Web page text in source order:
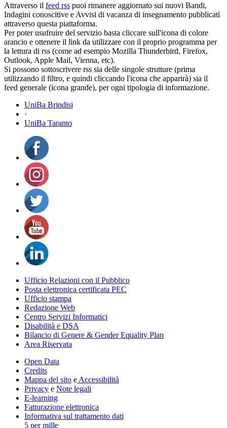
Attraverso il feed rss puoi rimanere aggiornato sui nuovi Bandi,
Indagini conoscitive e Avvisi di vacanza di insegnamento pubblicati
attraverso questa piattaforma.
Per poter usufruire del servizio basta cliccare sull'icona di colore
arancio e ottenere il link da utilizzare con il proprio programma per
la lettura di rss (come ad esempio Mozilla Thunderbird, Firefox,
Outlook, Apple Mail, Vienna, etc).
Si possono sottoscrivere rss sia delle singole strutture (prima
utilizzando il filtro, e quindi cliccando l'icona che apparirà) sia il
feed generale (icona grande), per ogni tipologia di informazione.
UniBa Brindisi
·
UniBa Taranto
Ufficio Relazioni con il Pubblico
Posta elettronica certificata PEC
Ufficio stampa
Redazione Web
Centro Servizi Informatici
Disabilità e DSA
Bilancio di Genere & Gender Equality Plan
Area Riservata
Open Data
Credits
Mappa del sito e Accessibilità
Privacy e Note legali
E-learning
Fatturazione elettronica
Informativa sul trattamento dati
5 per mille